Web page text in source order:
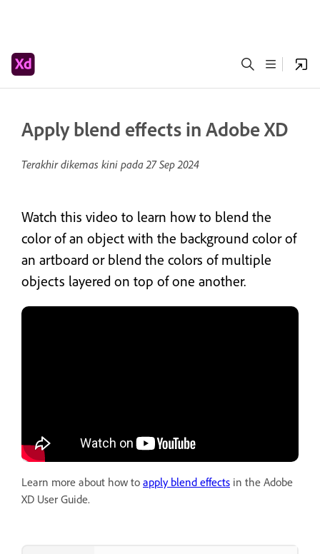
Apply blend effects in Adobe XD
Terakhir dikemas kini pada27 Sep 2024
Watch this video to learn how to blend the
color of an object with the background color of
an artboard or blend the colors of multiple
objects layered on top of one another.
Learn more about how to apply blend effects in the Adobe
XD User Guide.